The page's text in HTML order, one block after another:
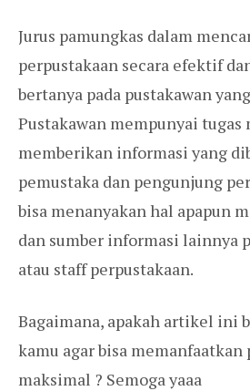
Jurus pamungkas dalam
perpustakaan secara efektif
bertanya pada pustakawan
Pustakawan mempunyai tugas
memberikan informasi yang
pemustaka dan pengunjung
bisa menanyakan hal apapun
dan sumber informasi lainnya
atau staff perpustakaan.
Bagaimana, apakah artikel ini
kamu agar bisa
maksimal ? Semoga yaaa